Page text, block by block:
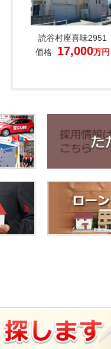
読谷村座喜味2951
価格
17,000万円